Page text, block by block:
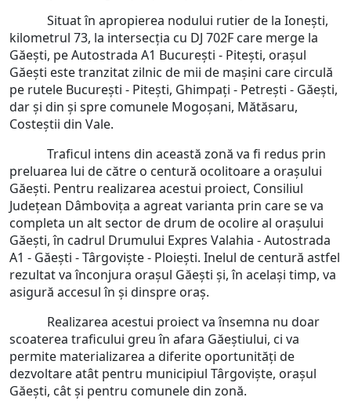
Situat în apropierea nodului rutier de la Ioneşti,
kilometrul 73, la intersecţia cu DJ 702F care merge la
Găeşti, pe Autostrada A1 Bucureşti - Piteşti, orașul
Găești este tranzitat zilnic de mii de mașini care circulă
pe rutele București - Pitești, Ghimpați - Petrești - Găești,
dar și din și spre comunele Mogoșani, Mătăsaru,
Costeștii din Vale.
Traficul intens din această zonă va fi redus prin
preluarea lui de către o centură ocolitoare a orașului
Găești. Pentru realizarea acestui proiect, Consiliul
Județean Dâmbovița a agreat varianta prin care se va
completa un alt sector de drum de ocolire al orașului
Găești, în cadrul Drumului Expres Valahia - Autostrada
A1 - Găești - Târgoviște - Ploiești. Inelul de centură astfel
rezultat va înconjura orașul Găești și, în același timp, va
asigură accesul în și dinspre oraș.
Realizarea acestui proiect va însemna nu doar
scoaterea traficului greu în afara Găeștiului, ci va
permite materializarea a diferite oportunități de
dezvoltare atât pentru municipiul Târgoviște, orașul
Găești, cât și pentru comunele din zonă.